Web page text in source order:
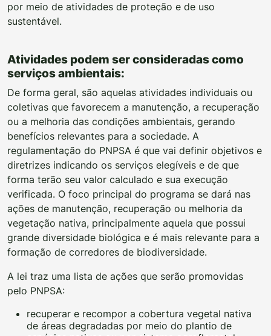
por meio de atividades de proteção e de uso
sustentável.
Atividades podem ser consideradas como
serviços ambientais:
De forma geral, são aquelas atividades individuais ou
coletivas que favorecem a manutenção, a recuperação
ou a melhoria das condições ambientais, gerando
benefícios relevantes para a sociedade. A
regulamentação do PNPSA é que vai definir objetivos e
diretrizes indicando os serviços elegíveis e de que
forma terão seu valor calculado e sua execução
verificada. O foco principal do programa se dará nas
ações de manutenção, recuperação ou melhoria da
vegetação nativa, principalmente aquela que possui
grande diversidade biológica e é mais relevante para a
formação de corredores de biodiversidade.
A lei traz uma lista de ações que serão promovidas
pelo PNPSA:
recuperar e recompor a cobertura vegetal nativa
de áreas degradadas por meio do plantio de